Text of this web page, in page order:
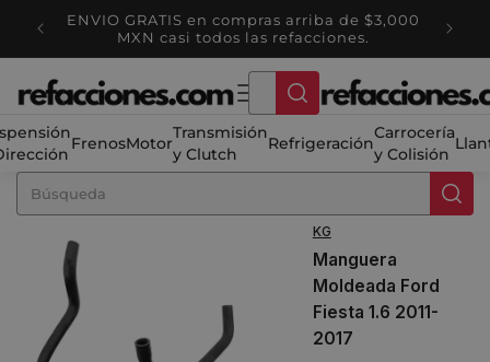
directamente
al contenido
ENVIO GRATIS en compras arriba de $3,000
MXN casi todos las refacciones.
FrenosMotor
Transmisión
y Clutch
Refrigeración
Carrocería
y Colisión
KG
Manguera
Moldeada Ford
Fiesta 1.6 2011-
2017